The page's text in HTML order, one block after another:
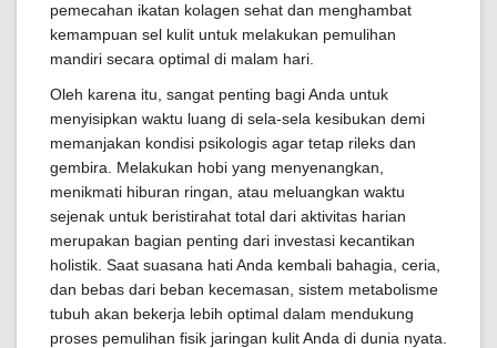
pemecahan ikatan kolagen sehat dan menghambat
kemampuan sel kulit untuk melakukan pemulihan
mandiri secara optimal di malam hari.
Oleh karena itu, sangat penting bagi Anda untuk
menyisipkan waktu luang di sela-sela kesibukan demi
memanjakan kondisi psikologis agar tetap rileks dan
gembira. Melakukan hobi yang menyenangkan,
menikmati hiburan ringan, atau meluangkan waktu
sejenak untuk beristirahat total dari aktivitas harian
merupakan bagian penting dari investasi kecantikan
holistik. Saat suasana hati Anda kembali bahagia, ceria,
dan bebas dari beban kecemasan, sistem metabolisme
tubuh akan bekerja lebih optimal dalam mendukung
proses pemulihan fisik jaringan kulit Anda di dunia nyata.